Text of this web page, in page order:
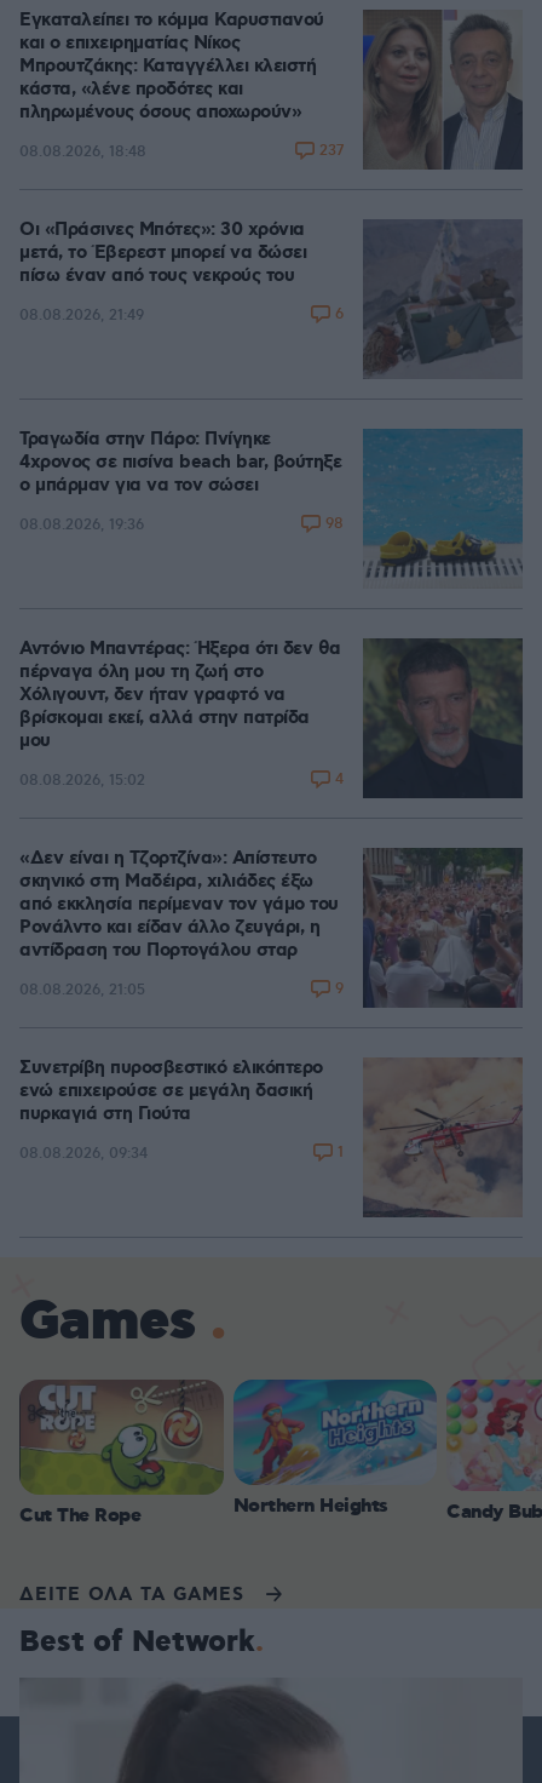
Εγκαταλείπει το κόμμα Καρυστιανού
και ο επιχειρηματίας Νίκος
Μπρουτζάκης: Καταγγέλλει κλειστή
κάστα, «λένε προδότες και
πληρωμένους όσους αποχωρούν»
08.08.2026, 18:48 237
Οι «Πράσινες Μπότες»: 30 χρόνια
μετά, το Έβερεστ μπορεί να δώσει
πίσω έναν από τους νεκρούς του
08.08.2026, 21:49 6
Τραγωδία στην Πάρο: Πνίγηκε
4χρονος σε πισίνα beach bar, βούτηξε
ο μπάρμαν για να τον σώσει
08.08.2026, 19:36 98
Αντόνιο Μπαντέρας: Ήξερα ότι δεν θα
πέρναγα όλη μου τη ζωή στο
Χόλιγουντ, δεν ήταν γραφτό να
βρίσκομαι εκεί, αλλά στην πατρίδα
μου
08.08.2026, 15:02 4
«Δεν είναι η Τζορτζίνα»: Απίστευτο
σκηνικό στη Μαδέιρα, χιλιάδες έξω
από εκκλησία περίμεναν τον γάμο του
Ρονάλντο και είδαν άλλο ζευγάρι, η
αντίδραση του Πορτογάλου σταρ
08.08.2026, 21:05 9
Συνετρίβη πυροσβεστικό ελικόπτερο
ενώ επιχειρούσε σε μεγάλη δασική
πυρκαγιά στη Γιούτα
08.08.2026, 09:34 1
Games
Cut The Rope Northern Heights Candy
ΔΕΙΤΕ ΟΛΑ ΤΑ GAMES
Best of Network